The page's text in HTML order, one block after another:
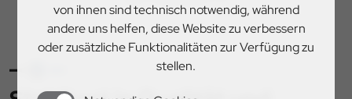
von ihnen sind technisch notwendig, während
andere uns helfen, diese Website zu verbessern
oder zusätzliche Funktionalitäten zur Verfügung zu
stellen.